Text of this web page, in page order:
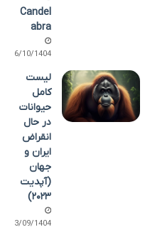
Candel
abra
06/10/1404
لیست
کامل
حیوانات
در حال
انقراض
ایران و
جهان
(آپدیت
۲۰۲۳)
23/09/1404